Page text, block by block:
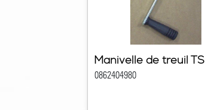
Manivelle de treuil TS
0862404980